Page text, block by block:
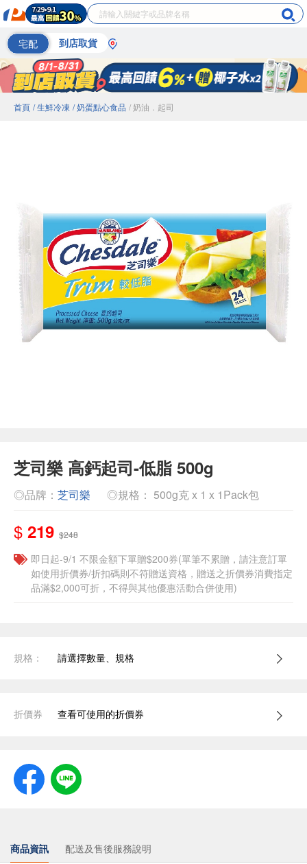
宅配 到店取貨
首頁 / 生鮮冷凍 / 奶蛋點心食品 / 奶油．起司
芝司樂 高鈣起司-低脂 500g
◎品牌： 芝司樂 ◎規格： 500g克 x 1 x 1Pack包
$ 219 $248
即日起-9/1 不限金額下單贈$200券(單筆不累贈，請注意訂單
如使用折價券/折扣碼則不符贈送資格，贈送之折價券消費指定
品滿$2,000可折，不得與其他優惠活動合併使用)
規格： 請選擇數量、規格
折價券 查看可使用的折價券
商品資訊 配送及售後服務說明